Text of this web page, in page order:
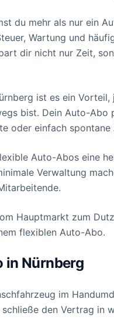
du mehr als nur ein
Wartung und
dir nicht nur Zeit,
ist es ein
bist. Dein Auto-Abo
oder einfach spontane
Auto-Abos eine
Verwaltung
Hauptmarkt zum
flexiblen Auto-Abo.
in Nürnberg
im
den Vertrag in